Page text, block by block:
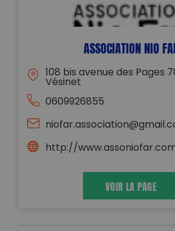
ASSOCIATION NIO
108 bis avenue des Pages
Vésinet
0609926855
http://
VOIR LA PAGE